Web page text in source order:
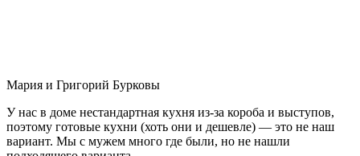
Мария и Григорий Бурковы
У нас в доме нестандартная кухня из-за короба и выступов,
поэтому готовые кухни (хоть они и дешевле) — это не наш
вариант. Мы с мужем много где были, но не нашли